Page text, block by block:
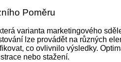
Poměru
varianta marketingového
lze provádět na různých
co ovlivnilo výsledky.
nebo stažení.